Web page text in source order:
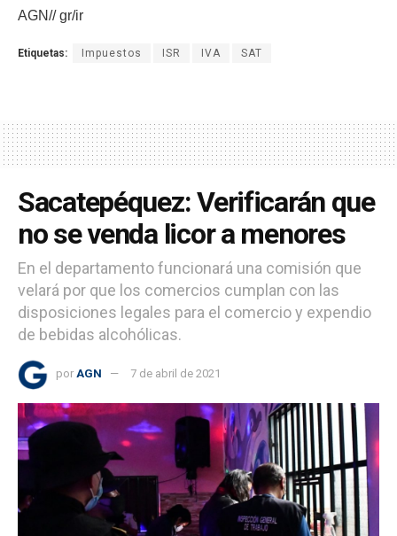
AGN// gr/ir
Etiquetas: Impuestos ISR IVA SAT
Sacatepéquez: Verificarán que
no se venda licor a menores
En el departamento funcionará una comisión que
velará por que los comercios cumplan con las
disposiciones legales para el comercio y expendio
de bebidas alcohólicas.
por AGN 7 de abril de 2021